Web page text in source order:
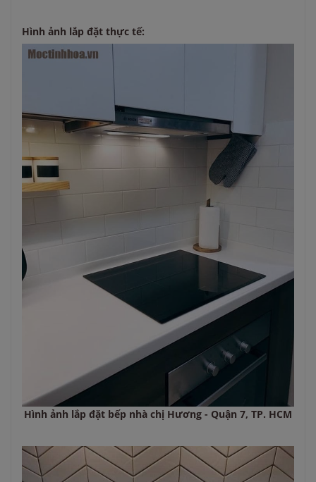
Hình ảnh lắp đặt thực tế:
Hình ảnh lắp đặt bếp nhà chị Hương - Quận 7, TP. HCM